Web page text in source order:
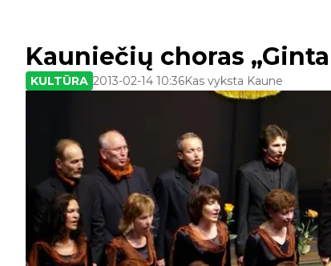
Kauniečių choras
KULTŪRA 2013-02-14 10:36Kas vyksta Kaune